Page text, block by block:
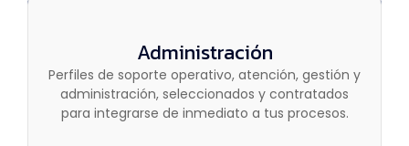
Administración
Perfiles de soporte operativo, atención, gestión y
administración, seleccionados y contratados
para integrarse de inmediato a tus procesos.
Administración
Perfiles de soporte operativo, atención, gestión y
administración, seleccionados y contratados
para integrarse de inmediato a tus procesos.